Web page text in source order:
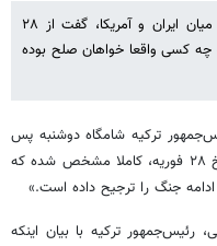
رئیس‌جمهور ترکیه ضمن استقبال از تفاهم میان ایران و آمریکا، گفت از ۲۸
که چه کسی واقعا خواهان صلح بوده
ترکیه شامگاه دوشنبه پس
از نشست کابینه کشورش عنوان کرد: «از تاریخ ۲۸ فوریه، کاملا مشخص شده که
جنگ را ترجیح داده است.»
رئیس‌جمهور ترکیه با بیان اینکه